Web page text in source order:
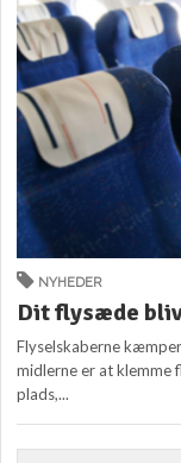
NYHEDER
Dit flysæde
Flyselskaberne
midlerne er at klemme
plads,...